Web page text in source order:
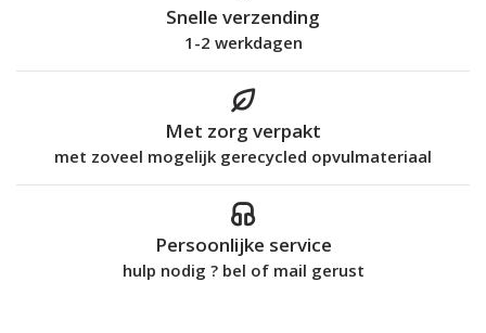
Snelle verzending
1-2 werkdagen
Met zorg verpakt
met zoveel mogelijk gerecycled opvulmateriaal
Persoonlijke service
hulp nodig ? bel of mail gerust